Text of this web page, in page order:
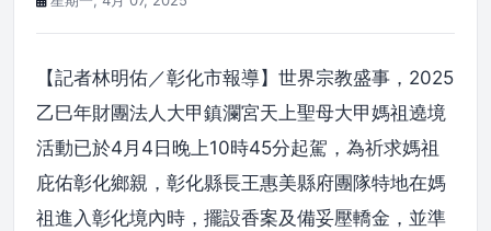
【記者林明佑／彰化市報導】世界宗教盛事，2025
乙巳年財團法人大甲鎮瀾宮天上聖母大甲媽祖遶境
活動已於4月4日晚上10時45分起駕，為祈求媽祖
庇佑彰化鄉親，彰化縣長王惠美縣府團隊特地在媽
祖進入彰化境內時，擺設香案及備妥壓轎金，並準